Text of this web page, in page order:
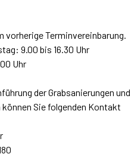
vorherige Terminvereinbarung.
9.00 bis 16.30 Uhr
Uhr
der Grabsanierungen und
können Sie folgenden Kontakt